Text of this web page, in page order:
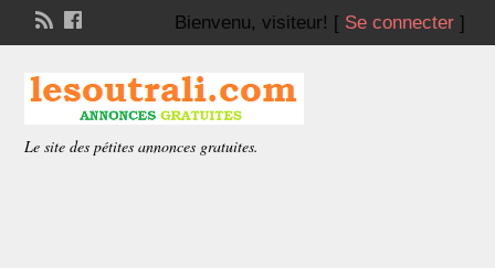
Bienvenu, visiteur! [ Se connecter]
Le site des pétites annonces gratuites.